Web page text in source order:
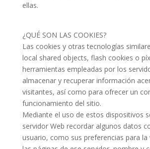
ellas.
¿QUÉ SON LAS COOKIES?
Las cookies y otras tecnologías
local shared objects, flash cookies o
herramientas empleadas por los
almacenar y recuperar información
visitantes, así como para ofrecer un
funcionamiento del sitio.
Mediante el uso de estos dispositivos
servidor Web recordar algunos datos
usuario, como sus preferencias para la